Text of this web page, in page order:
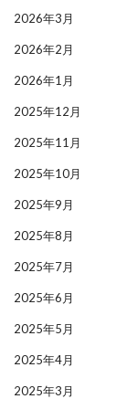
2026年3月
2026年2月
2026年1月
2025年12月
2025年11月
2025年10月
2025年9月
2025年8月
2025年7月
2025年6月
2025年5月
2025年4月
2025年3月